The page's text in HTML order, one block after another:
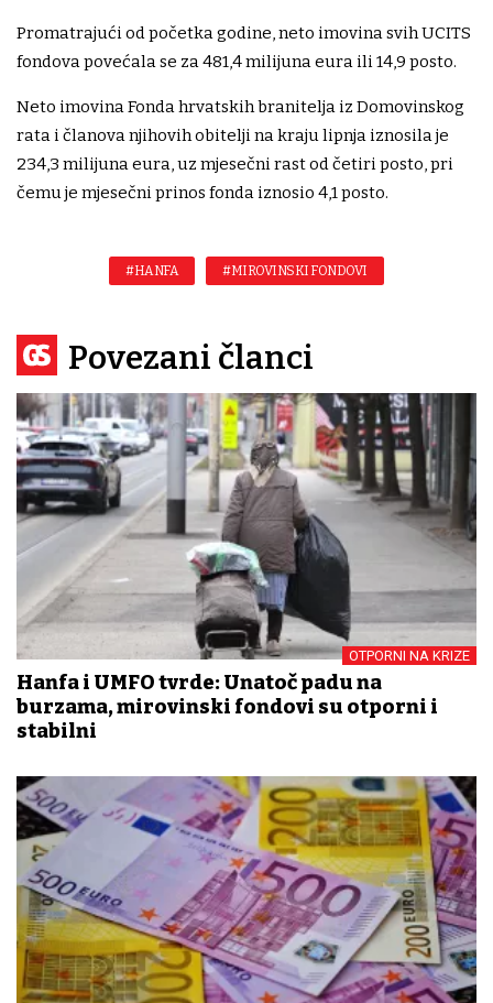
Promatrajući od početka godine, neto imovina svih UCITS
fondova povećala se za 481,4 milijuna eura ili 14,9 posto.
Neto imovina Fonda hrvatskih branitelja iz Domovinskog
rata i članova njihovih obitelji na kraju lipnja iznosila je
234,3 milijuna eura, uz mjesečni rast od četiri posto, pri
čemu je mjesečni prinos fonda iznosio 4,1 posto.
#HANFA #MIROVINSKI FONDOVI
Povezani članci
OTPORNI NA KRIZE
Hanfa i UMFO tvrde: Unatoč padu na
burzama, mirovinski fondovi su otporni i
stabilni